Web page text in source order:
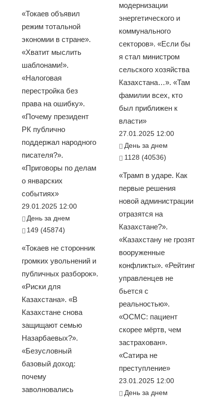
«Токаев объявил
режим тотальной
экономии в стране».
«Хватит мыслить
шаблонами!».
«Налоговая
перестройка без
права на ошибку».
«Почему президент
РК публично
поддержал народного
писателя?».
«Приговоры по делам
о январских
событиях»
29.01.2025 12:00
День за днем
149 (45874)
«Токаев не сторонник
громких увольнений и
публичных разборок».
«Риски для
Казахстана». «В
Казахстане снова
защищают семью
Назарбаевых?».
«Безусловный
базовый доход:
почему
заволновались
модернизации
энергетического и
коммунального
секторов». «Если бы
я стал министром
сельского хозяйства
Казахстана…». «Там
фамилии всех, кто
был приближен к
власти»
27.01.2025 12:00
День за днем
1128 (40536)
«Трамп в ударе. Как
первые решения
новой администрации
отразятся на
Казахстане?».
«Казахстану не грозят
вооруженные
конфликты». «Рейтинг
управленцев не
бьется с
реальностью».
«ОСМС: пациент
скорее мёртв, чем
застрахован».
«Сатира не
преступление»
23.01.2025 12:00
День за днем